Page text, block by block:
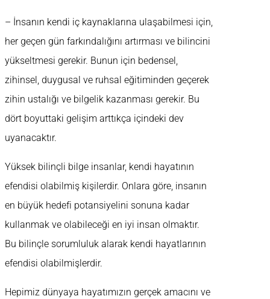
– İnsanın kendi iç kaynaklarına ulaşabilmesi için,
her geçen gün farkındalığını artırması ve bilincini
yükseltmesi gerekir. Bunun için bedensel,
zihinsel, duygusal ve ruhsal eğitiminden geçerek
zihin ustalığı ve bilgelik kazanması gerekir. Bu
dört boyuttaki gelişim arttıkça içindeki dev
uyanacaktır.
Yüksek bilinçli bilge insanlar, kendi hayatının
efendisi olabilmiş kişilerdir. Onlara göre, insanın
en büyük hedefi potansiyelini sonuna kadar
kullanmak ve olabileceği en iyi insan olmaktır.
Bu bilinçle sorumluluk alarak kendi hayatlarının
efendisi olabilmişlerdir.
Hepimiz dünyaya hayatımızın gerçek amacını ve